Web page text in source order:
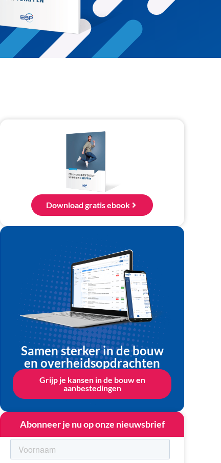
Download gratis ebook
Samen sterker in de bouw
en overheidsopdrachten
Grijp je kansen in de bouw en
aanbestedingen
Abonneer je nu op onze nieuwsbrief